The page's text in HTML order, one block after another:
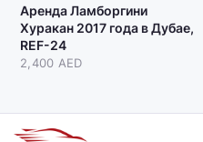
Аренда Ламборгини
Хуракан 2017 года в Дубае,
REF-24
2,400 AED